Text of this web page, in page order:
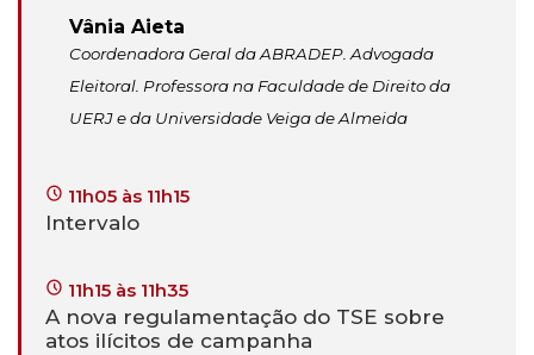
Vânia Aieta
Coordenadora Geral da ABRADEP. Advogada
Eleitoral. Professora na Faculdade de Direito da
UERJ e da Universidade Veiga de Almeida
11h05 às 11h15
Intervalo
11h15 às 11h35
A nova regulamentação do TSE sobre
atos ilícitos de campanha